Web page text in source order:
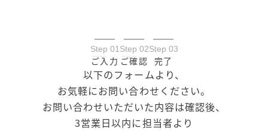
Step 01
ご入力
Step 02
ご確認
Step 03
完了
以下のフォームより、
お気軽にお問い合わせください。
お問い合わせいただいた内容は確認後、
3営業日以内に担当者より